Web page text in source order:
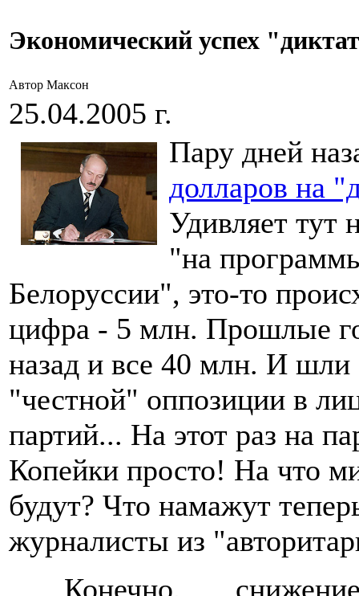
Экономический успех
Автор Максон
25.04.2005 г.
Пару дней
долларов на
Удивляет тут
"на
Белоруссии", это-то
цифра - 5 млн. Прошлые
назад и все 40 млн. И
"честной" оппозиции в
партий... На этот раз на
Копейки просто! На что
будут? Что намажут
журналисты из
Конечно,